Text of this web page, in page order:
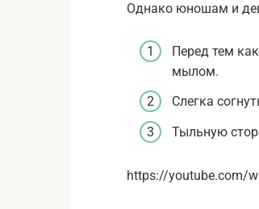
Однако юношам и
Перед тем
мылом.
Слегка
Тыльную
https://youtube.com/